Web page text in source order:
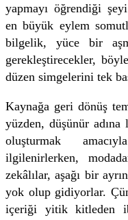
yapmayı öğrendiği
en büyük eylem
bilgelik, yüce bir
gerekleştirecekler,
düzen simgelerini tek
Kaynağa geri dönüş
yüzden, düşünür
oluşturmak
ilgilenirlerken,
zekâlılar, aşağı bir
yok olup gidiyorlar.
içeriği yitik kitleden